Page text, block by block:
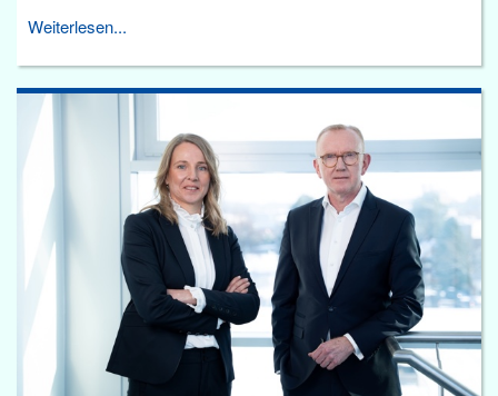
Weiterlesen...